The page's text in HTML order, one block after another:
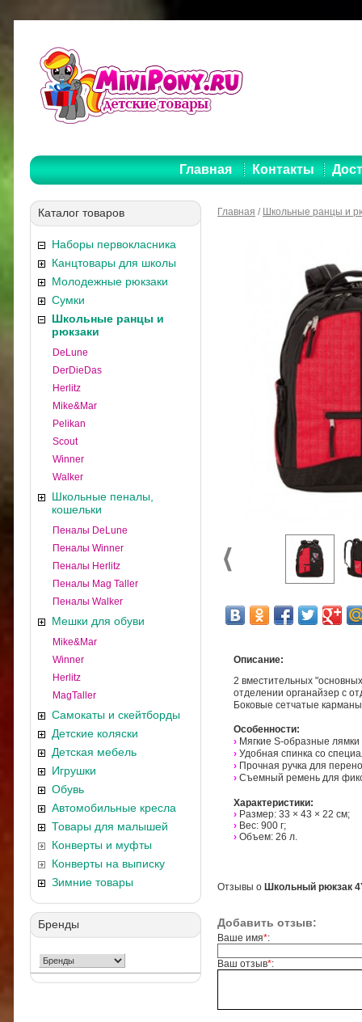
Главная Контакты
Каталог товаров
Наборы первокласника
Канцтовары для школы
Молодежные рюкзаки
Сумки
Школьные ранцы и
рюкзаки
DeLune
DerDieDas
Herlitz
Mike&Mar
Pelikan
Scout
Winner
Walker
Школьные пеналы,
кошельки
Пеналы DeLune
Пеналы Winner
Пеналы Herlitz
Пеналы Mag Taller
Пеналы Walker
Мешки для обуви
Mike&Mar
Winner
Herlitz
MagTaller
Самокаты и скейтборды
Детские коляски
Детская мебель
Игрушки
Обувь
Автомобильные кресла
Товары для малышей
Конверты и муфты
Конверты на выписку
Зимние товары
Бренды
Главная / Школьные ранцы и
Описание:
2 вместительных
отделении органайзер с
Боковые сетчатые
Особенности:
› Мягкие S-образные
› Удобная спинка со
› Прочная ручка для
› Съемный ремень для
Характеристики:
› Размер: 33 × 43 × 22 см;
› Вес: 900 г;
› Объем: 26 л.
Отзывы о Школьный рюкзак
Добавить отзыв:
Ваше имя*:
Ваш отзыв*: